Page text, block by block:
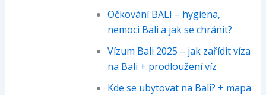
Očkování BALI – hygiena,
nemoci Bali a jak se chránit?
Vízum Bali 2025 – jak zařídit víza
na Bali + prodloužení víz
Kde se ubytovat na Bali? + mapa